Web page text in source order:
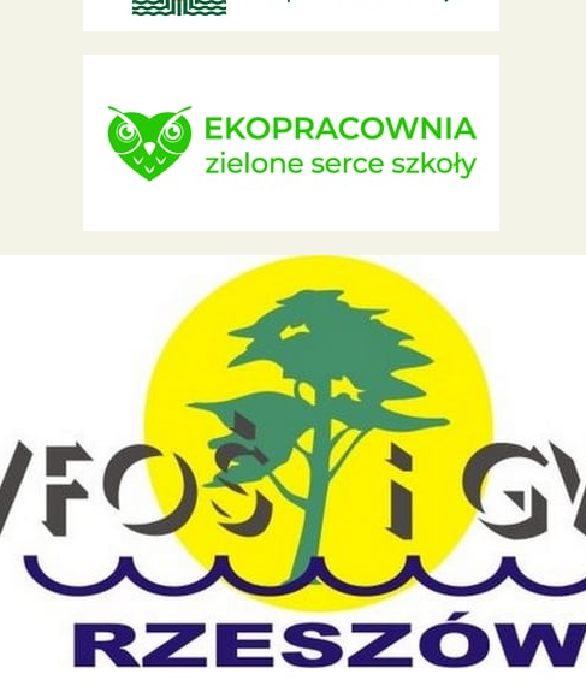
Przydatne linki
Ministerstwo Edukacji i Nauki
Centralna Komisja Egzaminacyjna
Okręgowa Komisja Egzaminacyjna
Kuratorium Oświaty w Rzeszowie